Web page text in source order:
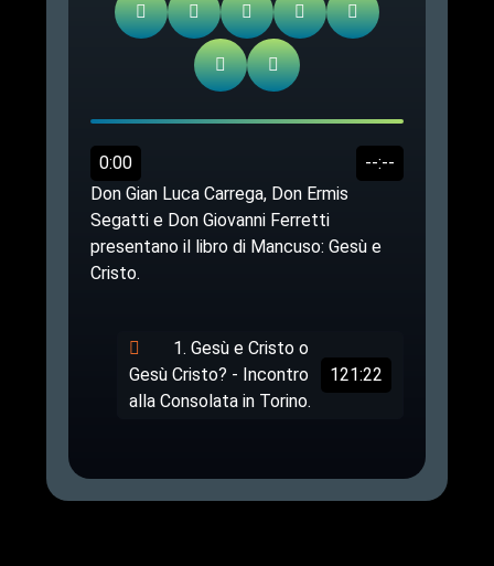
0:00
--:--
Don Gian Luca Carrega, Don Ermis
Segatti e Don Giovanni Ferretti
presentano il libro di Mancuso: Gesù e
Cristo.
1. Gesù e Cristo o
Gesù Cristo? - Incontro
alla Consolata in Torino.
121:22